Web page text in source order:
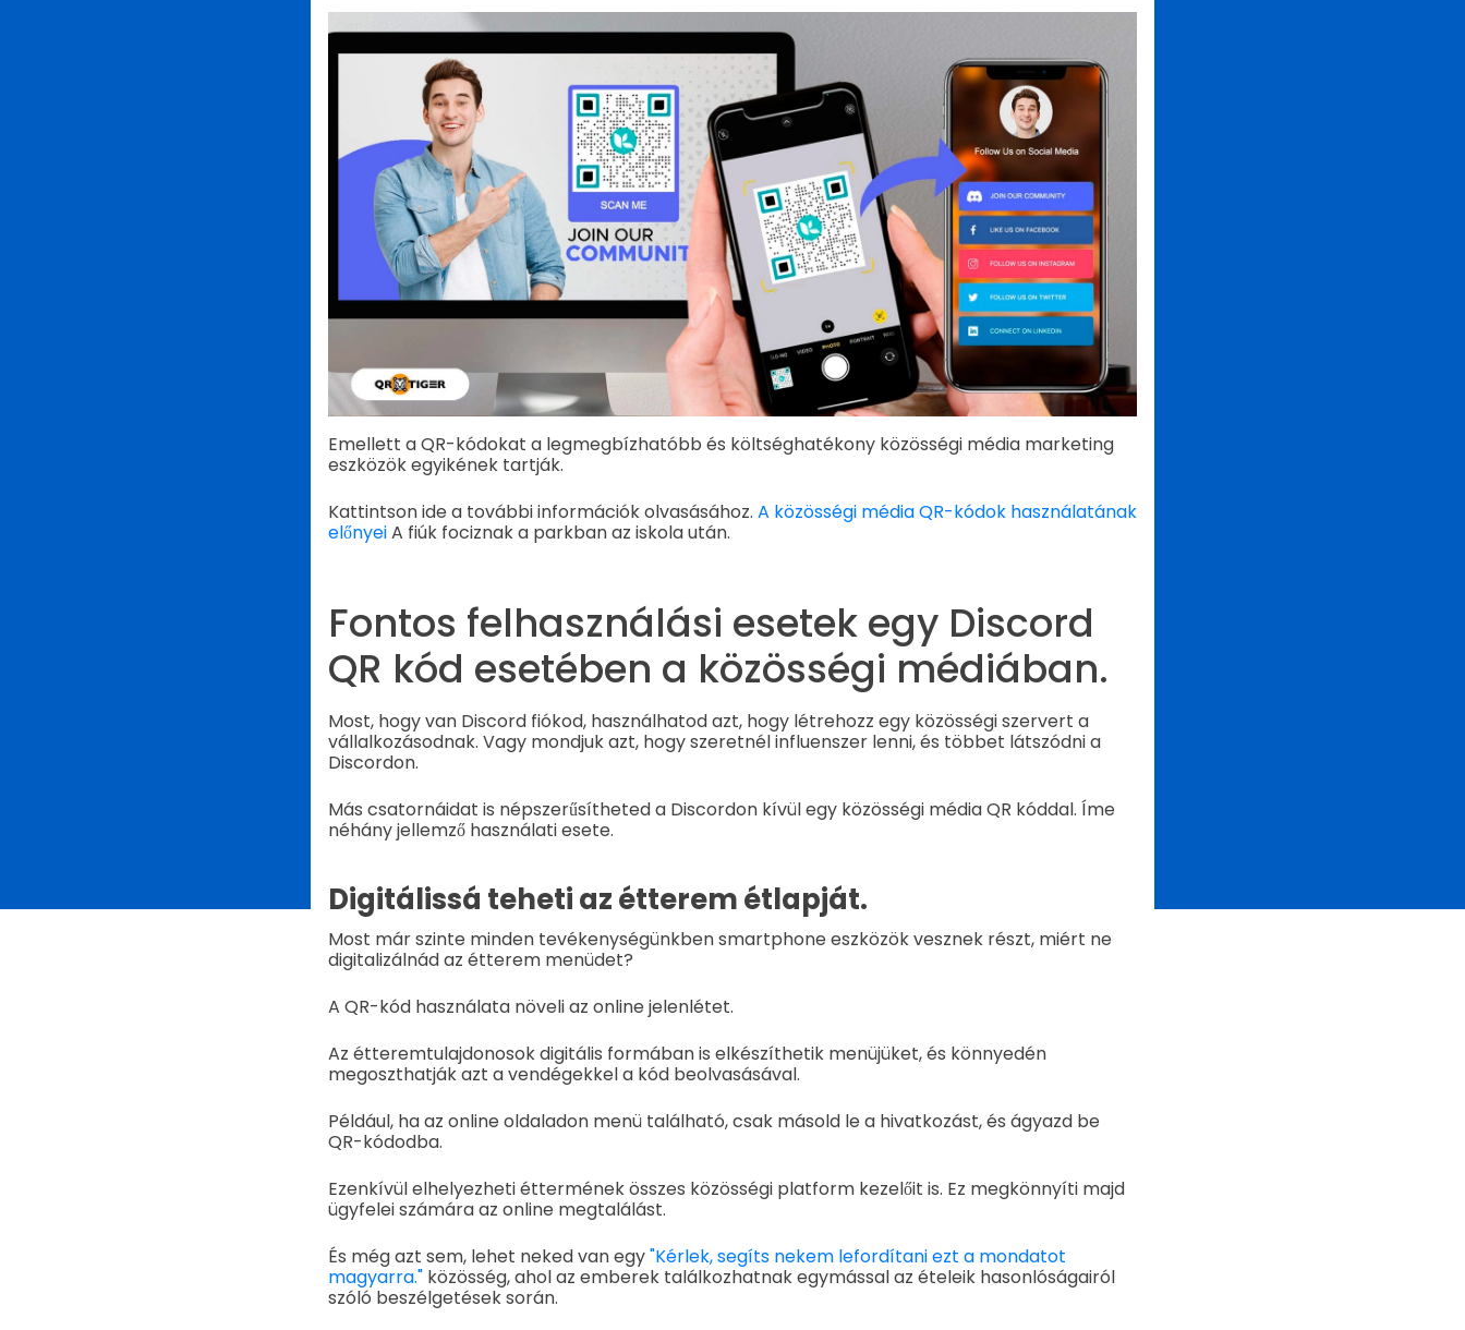
Emellett a QR-kódokat a legmegbízhatóbb és költséghatékony közösségi média marketing
eszközök egyikének tartják.
Kattintson ide a további információk olvasásához. A közösségi média QR-kódok használatának
előnyeiA fiúk fociznak a parkban az iskola után.
Fontos felhasználási esetek egy Discord
QR kód esetében a közösségi médiában.
Most, hogy van Discord fiókod, használhatod azt, hogy létrehozz egy közösségi szervert a
vállalkozásodnak. Vagy mondjuk azt, hogy szeretnél influenszer lenni, és többet látszódni a
Discordon.
Más csatornáidat is népszerűsítheted a Discordon kívül egy közösségi média QR kóddal. Íme
néhány jellemző használati esete.
Digitálissá teheti az étterem étlapját.
Most már szinte minden tevékenységünkben smartphone eszközök vesznek részt, miért ne
digitalizálnád az étterem menüdet?
A QR-kód használata növeli az online jelenlétet.
Az étteremtulajdonosok digitális formában is elkészíthetik menüjüket, és könnyedén
megoszthatják azt a vendégekkel a kód beolvasásával.
Például, ha az online oldaladon menü található, csak másold le a hivatkozást, és ágyazd be
QR-kódodba.
Ezenkívül elhelyezheti éttermének összes közösségi platform kezelőit is. Ez megkönnyíti majd
ügyfelei számára az online megtalálást.
És még azt sem, lehet neked van egy"Kérlek, segíts nekem lefordítani ezt a mondatot
magyarra."közösség, ahol az emberek találkozhatnak egymással az ételeik hasonlóságairól
szóló beszélgetések során.